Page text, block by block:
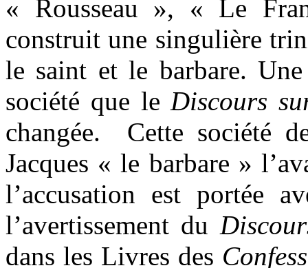
« Rousseau », « Le
construit une singulière
le saint et le barbare.
société que le Discours
changée.
Cette société
Jacques « le barbare »
l’accusation est portée
l’avertissement du
dans les Livres des